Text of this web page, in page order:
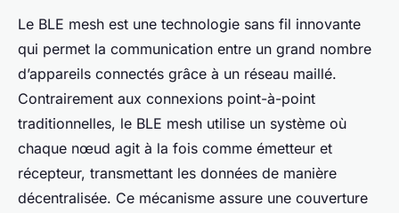
Le BLE mesh est une technologie sans fil innovante
qui permet la communication entre un grand nombre
d’appareils connectés grâce à un réseau maillé.
Contrairement aux connexions point-à-point
traditionnelles, le BLE mesh utilise un système où
chaque nœud agit à la fois comme émetteur et
récepteur, transmettant les données de manière
décentralisée. Ce mécanisme assure une couverture